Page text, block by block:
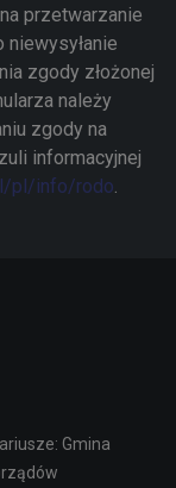
przetwarzanie
zgody złożonej
należy
zgody na
informacyjnej
pl/info/rodo
Gmina